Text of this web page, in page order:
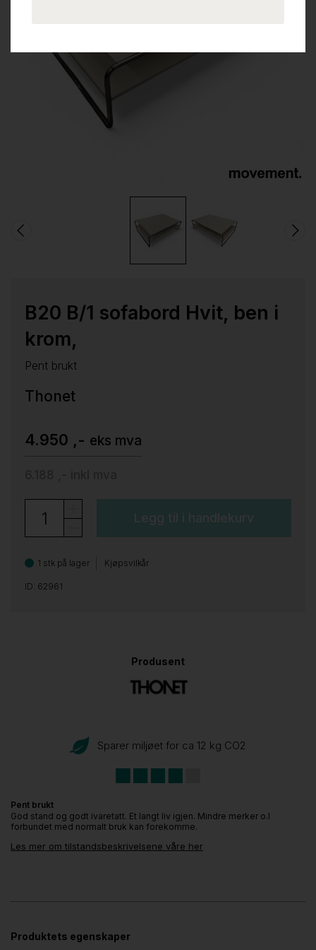
B20 B/1 sofabord Hvit, ben i
krom,
Pent brukt
Thonet
4.950 ,- eks mva
Legg til i handlekurv
1 stk på lager Kjøpsvilkår
ID: 62961
Produsent
Sparer miljøet for ca 12 kg CO2
Pent brukt
God stand og godt ivaretatt. Et langt liv igjen. Mindre merker o.l
forbundet med normalt bruk kan forekomme.
Les mer om tilstandsbeskrivelsene våre her
Produktets egenskaper